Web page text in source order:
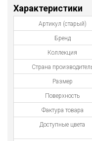
Характеристики
Артикул (старый)
Бренд
Коллекция
Страна
Размер
Поверхность
Фактура товара
Доступные цвета